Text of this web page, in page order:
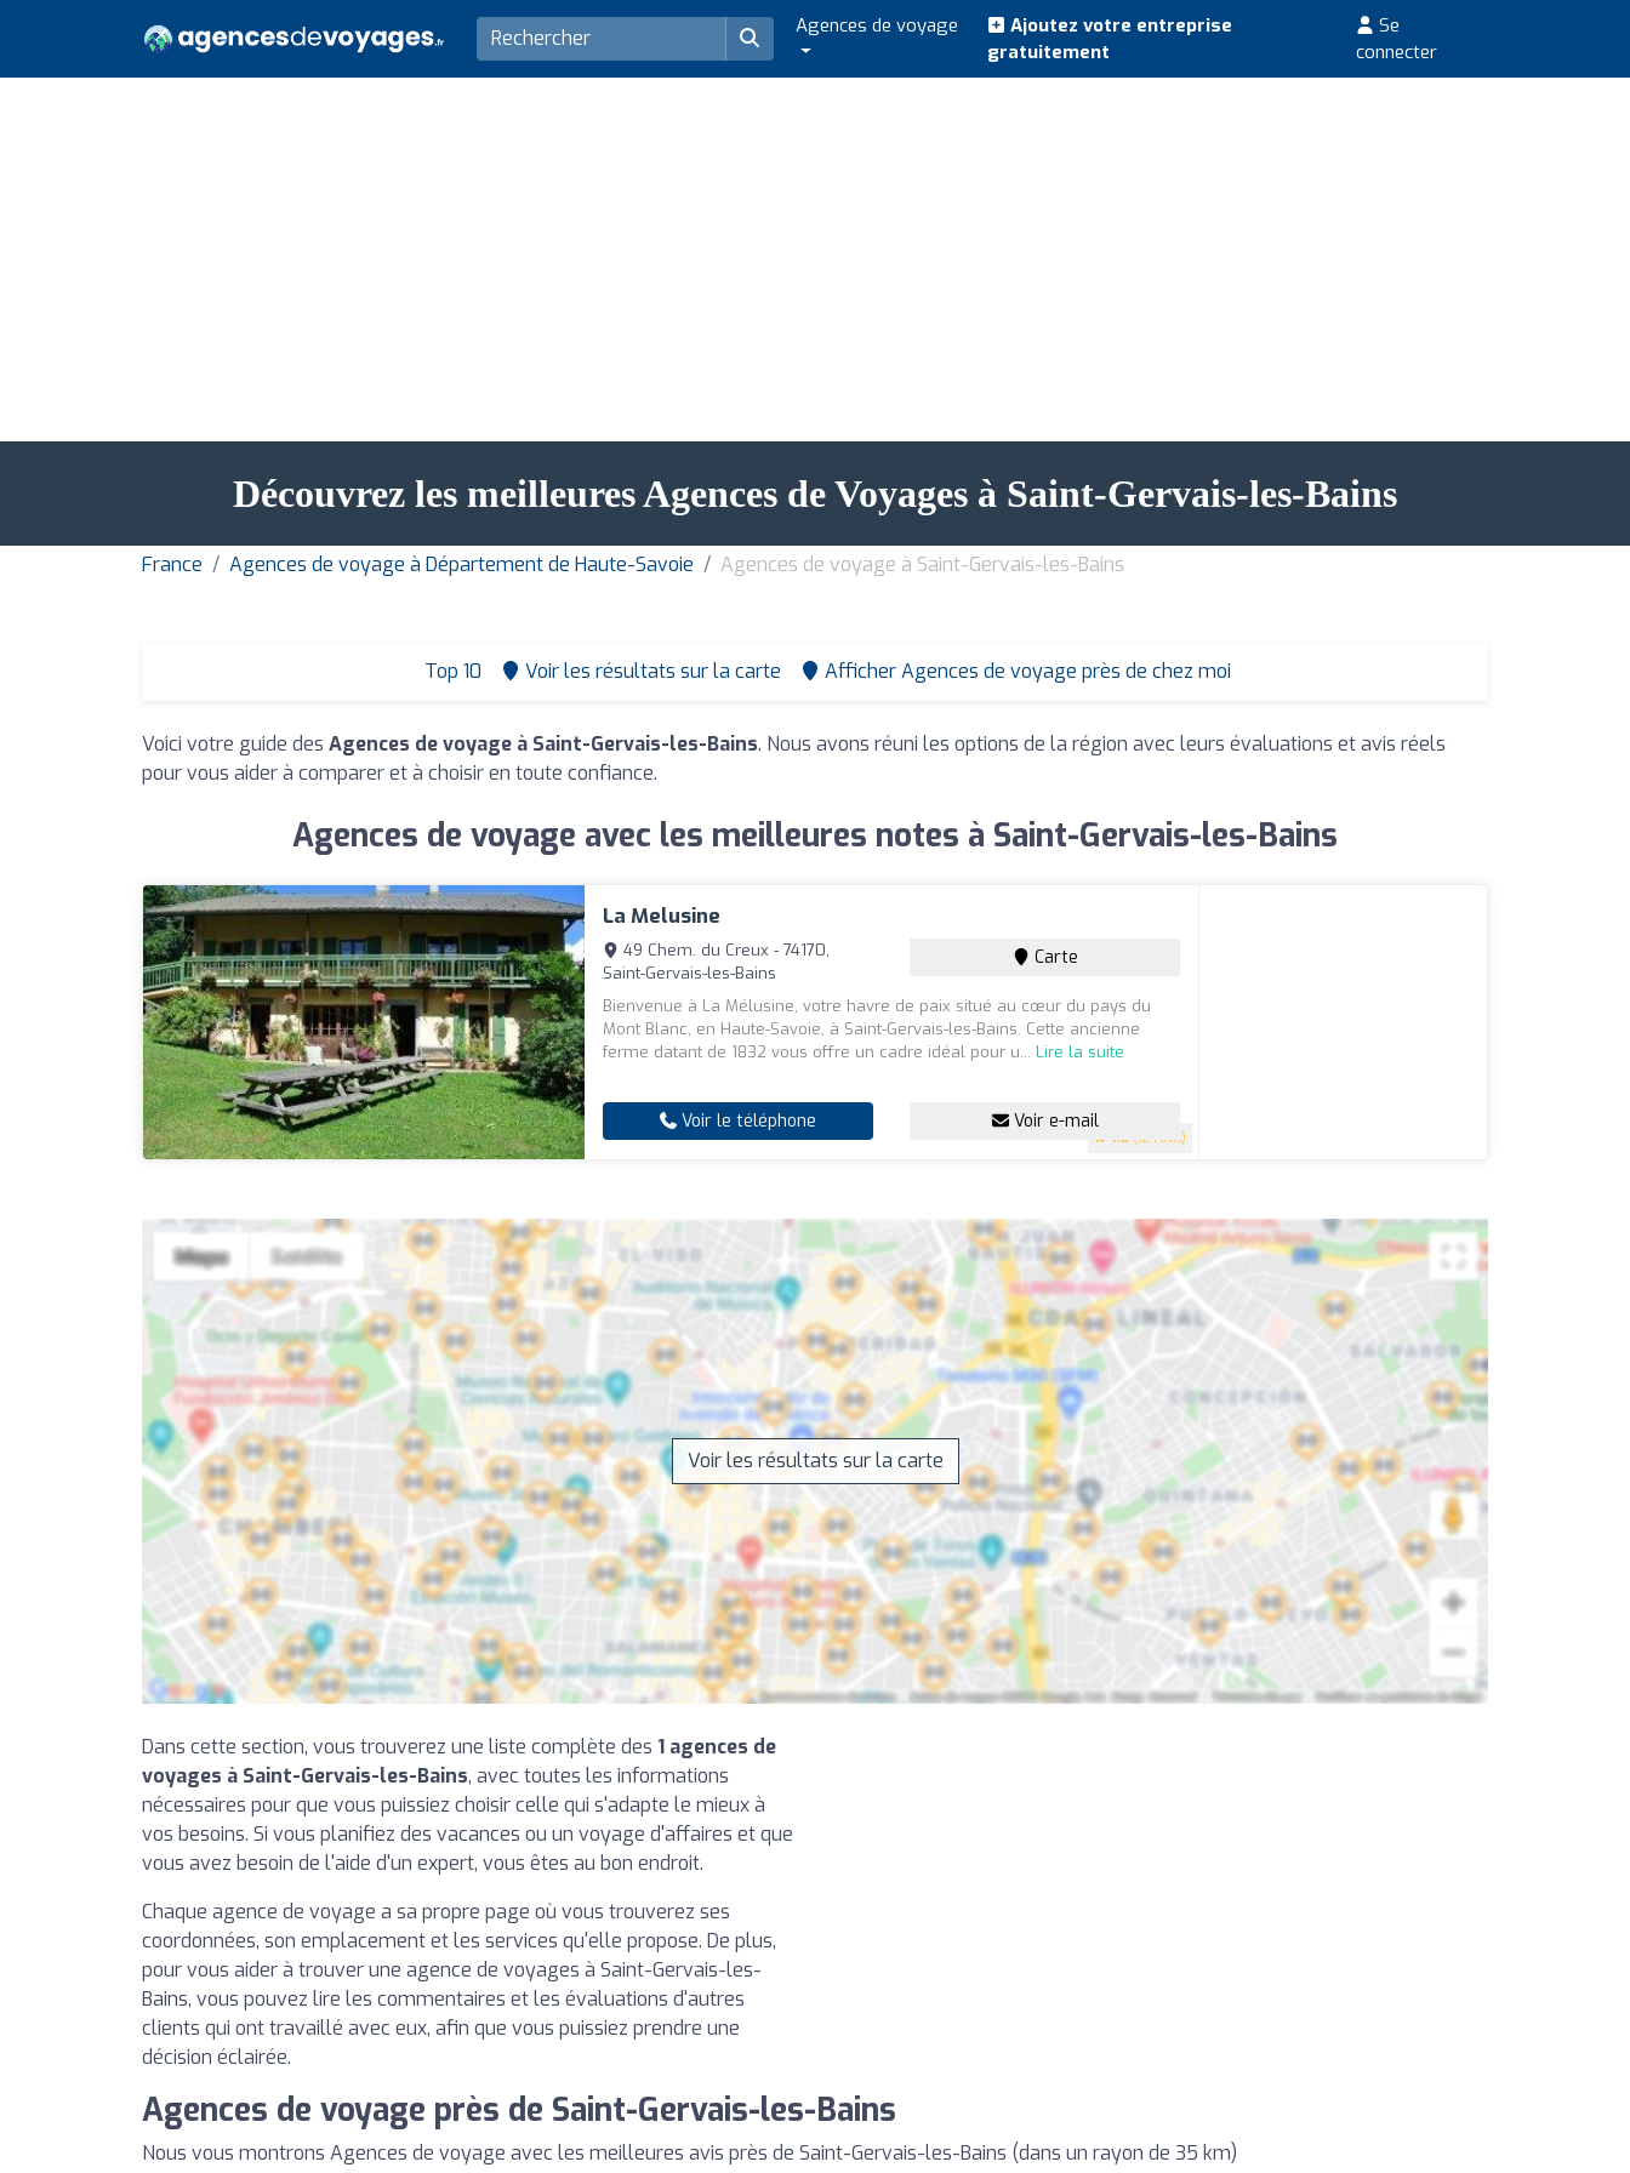
Agences de voyage
Ajoutez votre entreprise
gratuitement
Se
connecter
Découvrez les meilleures Agences de Voyages à Saint-Gervais-les-Bains
France Agences de voyage à Département de Haute-Savoie Agences de voyage à Saint-Gervais-les-Bains
Top 10 Voir les résultats sur la carte Afficher Agences de voyage près de chez moi
Voici votre guide des Agences de voyage à Saint-Gervais-les-Bains. Nous avons réuni les options de la région avec leurs évaluations et avis réels
pour vous aider à comparer et à choisir en toute confiance.
Agences de voyage avec les meilleures notes à Saint-Gervais-les-Bains
La Melusine
4.8 (124 avis)
49 Chem. du Creux - 74170,
Saint-Gervais-les-Bains
Carte
Bienvenue à La Mélusine, votre havre de paix situé au cœur du pays du
Mont Blanc, en Haute-Savoie, à Saint-Gervais-les-Bains. Cette ancienne
ferme datant de 1832 vous offre un cadre idéal pour u...Lire la suite
Voir le téléphone Voir e-mail
Voir les résultats sur la carte
Dans cette section, vous trouverez une liste complète des 1 agences de
voyages à Saint-Gervais-les-Bains, avec toutes les informations
nécessaires pour que vous puissiez choisir celle qui s'adapte le mieux à
vos besoins. Si vous planifiez des vacances ou un voyage d'affaires et que
vous avez besoin de l'aide d'un expert, vous êtes au bon endroit.
Chaque agence de voyage a sa propre page où vous trouverez ses
coordonnées, son emplacement et les services qu'elle propose. De plus,
pour vous aider à trouver une agence de voyages à Saint-Gervais-les-
Bains, vous pouvez lire les commentaires et les évaluations d'autres
clients qui ont travaillé avec eux, afin que vous puissiez prendre une
décision éclairée.
Agences de voyage près de Saint-Gervais-les-Bains
Nous vous montrons Agences de voyage avec les meilleures avis près de Saint-Gervais-les-Bains (dans un rayon de 35 km)